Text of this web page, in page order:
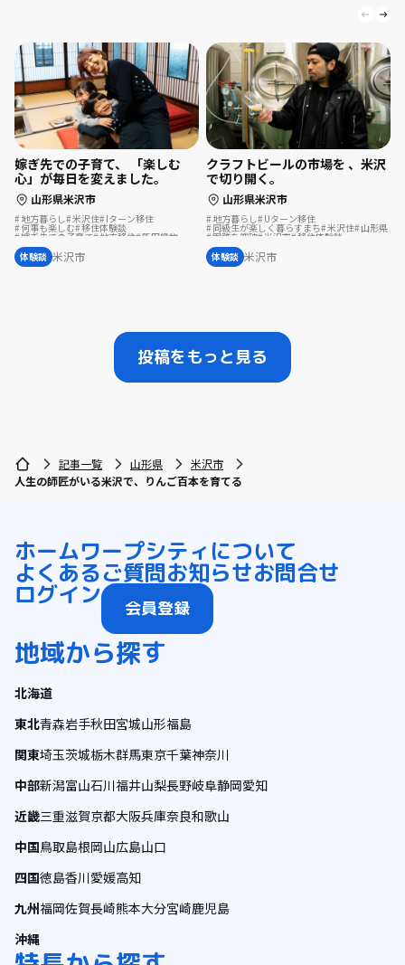
嫁ぎ先での子育て、 「楽しむ
心」が毎日を変えました。
山形県米沢市
地方暮らし 米沢住 Iターン移住
何事も楽しむ 移住体験談
嫁ぎ先での子育て 地方移住 新田織物
伝統 米沢暮らし
体験談 米沢市
クラフトビールの市場を 、米沢
で切り開く。
山形県米沢市
地方暮らし Uターン移住
同級生が楽しく暮らすまち 米沢住 山形県
困難を突破 米沢市 移住体験談
地域とのつながり
米沢暮らし
体験談 米沢市
投稿をもっと見る
記事一覧 山形県
米沢市
人生の師匠がいる米沢で、りんご百本を育てる
ホームワープシティについて
よくあるご質問お知らせお問合せ
ログイン 会員登録
地域から探す
北海道
東北青森岩手秋田宮城山形福島
関東埼玉茨城栃木群馬東京千葉神奈川
中部新潟富山石川福井山梨長野岐阜静岡愛知
近畿三重滋賀京都大阪兵庫奈良和歌山
中国鳥取島根岡山広島山口
四国徳島香川愛媛高知
九州福岡佐賀長崎熊本大分宮崎鹿児島
沖縄